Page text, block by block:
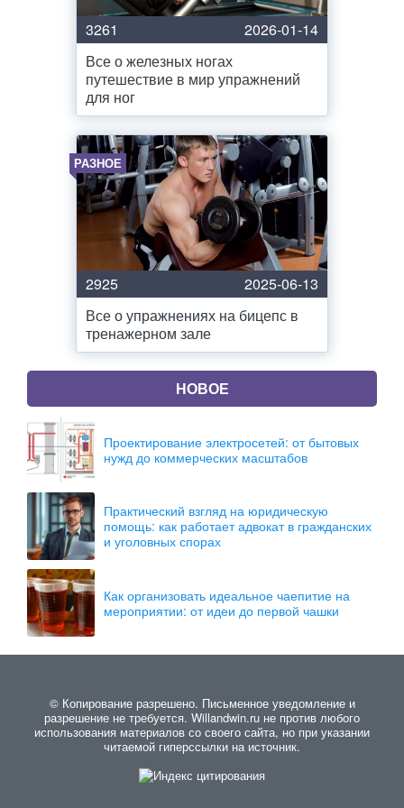
3261
2026-01-14
Все о железных ногах
путешествие в мир упражнений
для ног
РАЗНОЕ
2925
2025-06-13
Все о упражнениях на бицепс в
тренажерном зале
НОВОЕ
Проектирование электросетей: от бытовых
нужд до коммерческих масштабов
Практический взгляд на юридическую
помощь: как работает адвокат в гражданских
и уголовных спорах
Как организовать идеальное чаепитие на
мероприятии: от идеи до первой чашки
© Копирование разрешено. Письменное уведомление и
разрешение не требуется. Willandwin.ru не против любого
использования материалов со своего сайта, но при указании
читаемой гиперссылки на источник.